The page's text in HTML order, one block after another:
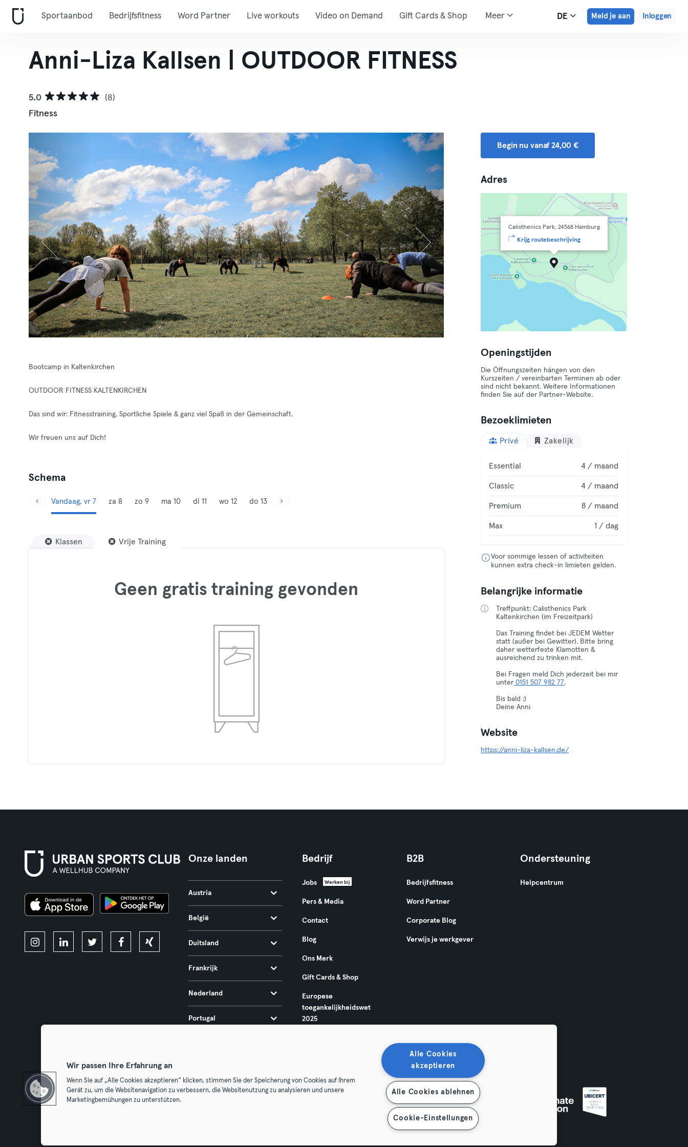
Sportaanbod Bedrijfsfitness Word Partner Live workouts Video on Demand Gift Cards & Shop Meer DE Meld je aan Inloggen
Anni-Liza Kallsen | OUTDOOR FITNESS
5.0
(8)
Fitness
Bootcamp in Kaltenkirchen
OUTDOOR FITNESS KALTENKIRCHEN
Das sind wir: Fitnesstraining, Sportliche Spiele & ganz viel Spaß in der Gemeinschaft.
Wir freuen uns auf Dich!
Schema
Vandaag, vr 7 za 8 zo 9 ma 10 di 11 wo 12 do 13
Klassen Vrije Training
Geen gratis training gevonden
Begin nu vanaf 24,00 €
Adres
Calisthenics Park, 24568 Hamburg
Krijg routebeschrijving
Openingstijden
Die Öffnungszeiten hängen von den
Kurszeiten / vereinbarten Terminen ab oder
sind nicht bekannt. Weitere Informationen
finden Sie auf der Partner-Website.
Bezoeklimieten
Privé Zakelijk
Essential 4 / maand
Classic 4 / maand
Premium 8 / maand
Max 1 / dag
Voor sommige lessen of activiteiten
kunnen extra check-in limieten gelden.
Belangrijke informatie
Treffpunkt: Calisthenics Park
Kaltenkirchen (im Freizeitpark)
Das Training findet bei JEDEM Wetter
statt (außer bei Gewitter). Bitte bring
daher wetterfeste Klamotten &
ausreichend zu trinken mit.
Bei Fragen meld Dich jederzeit bei mir
unter0151 507 982 77.
Bis bald :)
Deine Anni
Website
https://anni-liza-kallsen.de/
Onze landen
Austria
België
Duitsland
Frankrijk
Nederland
Portugal
Bedrijf
Jobs Werken bij
Pers & Media
Contact
Blog
Ons Merk
Gift Cards & Shop
Europese
toegankelijkheidswet
2025
B2B
Bedrijfsfitness
Word Partner
Corporate Blog
Verwijs je werkgever
Ondersteuning
Helpcentrum
Wir passen Ihre Erfahrung an
Wenn Sie auf „Alle Cookies akzeptieren“ klicken, stimmen Sie der Speicherung von Cookies auf Ihrem
Gerät zu, um die Websitenavigation zu verbessern, die Websitenutzung zu analysieren und unsere
Marketingbemühungen zu unterstützen.
Alle Cookies
akzeptieren
Alle Cookies ablehnen
Cookie-Einstellungen